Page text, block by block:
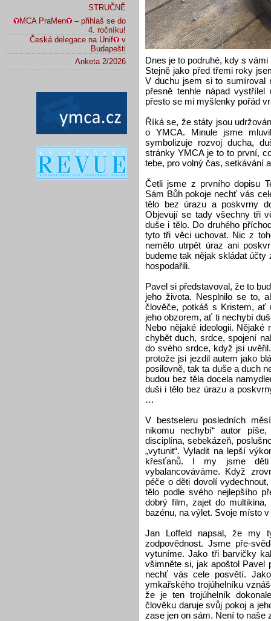
STRUČNĚ
MCA PraMen
– přihlaš se do
4. ročníku!
Česká delegace na Unif
v
Budapešti
Anketa 2/2026
Dnes je to podruhé, kdy s
Stejně jako před třemi roky
V duchu jsem si to sumíroval
přesně tenhle nápad
přesto se mi myšlenky pořád
Říká se, že státy jsou
o YMCA. Minule jsme
symbolizuje rozvoj ducha,
stránky YMCA je to to první,
tebe, pro volný čas, setkávání
Četli jsme z prvního dopisu
Sám Bůh pokoje nechť vás
tělo bez úrazu a poskvrny
Objevují se tady všechny tři
duše i tělo. Do druhého
tyto tři věci uchovat. Nic z
nemělo utrpět úraz ani
budeme tak nějak skládat
hospodařili.
Pavel si představoval, že to
jeho života. Nesplnilo se to,
člověče, potkáš s Kristem, ať
jeho obzorem, ať ti nechybí
Nebo nějaké ideologii.
chybět duch, srdce, spojení
do svého srdce, když jsi
protože jsi jezdil autem jako
posilovně, tak ta duše a duch
budou bez těla docela
duši i tělo bez úrazu a
…
V bestseleru posledních
nikomu nechybí“ autor
disciplína, sebekázeň,
„vytunit“. Vyladit na lepší
křesťanů. I my jsme
vybalancováváme. Když
péče o děti dovolí
tělo podle svého nejlepšího
dobrý film, zajet do
bazénu, na výlet. Svoje místo
Jan Loffeld napsal, že my
zodpovědnost. Jsme pře-
vytuníme. Jako tři barvičky
všimněte si, jak apoštol Pavel
nechť vás cele posvětí.
ymkařského trojúhelníku
že je ten trojúhelník
člověku daruje svůj pokoj a
zase jen on sám. Není to naše